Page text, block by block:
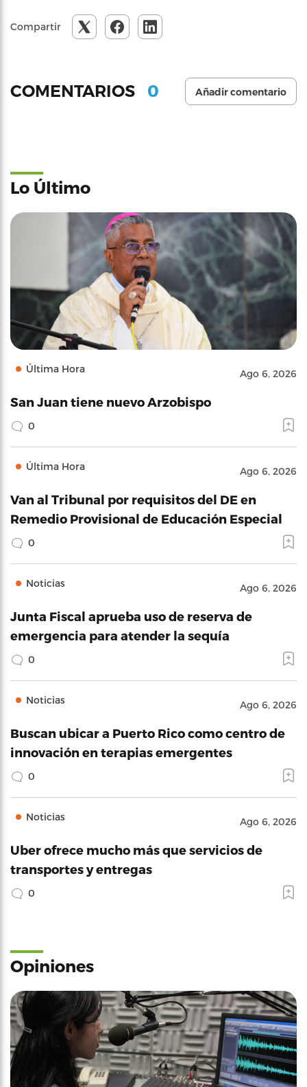
Compartir
COMENTARIOS 0 Añadir comentario
Lo Último
Última Hora Ago 6, 2026
San Juan tiene nuevo Arzobispo
0
Última Hora Ago 6, 2026
Van al Tribunal por requisitos del DE en
Remedio Provisional de Educación Especial
0
Noticias Ago 6, 2026
Junta Fiscal aprueba uso de reserva de
emergencia para atender la sequía
0
Noticias Ago 6, 2026
Buscan ubicar a Puerto Rico como centro de
innovación en terapias emergentes
0
Noticias Ago 6, 2026
Uber ofrece mucho más que servicios de
transportes y entregas
0
Opiniones